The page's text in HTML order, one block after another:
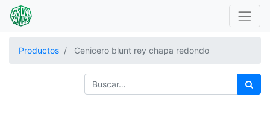
Productos Cenicero blunt rey chapa redondo